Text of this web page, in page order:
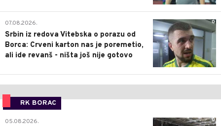
0
07.08.2026.
Srbin iz redova Vitebska o porazu od
Borca: Crveni karton nas je poremetio,
ali ide revanš - ništa još nije gotovo
RK BORAC
0
05.08.2026.